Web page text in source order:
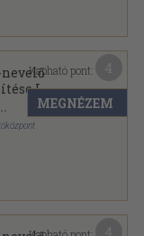
I.
Kapható pont:
MEGNÉZEM